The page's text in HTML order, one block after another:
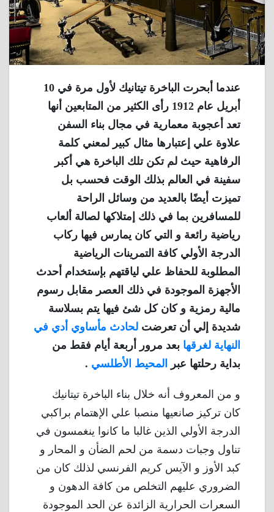
عندما أبحرت الباخرة تيتانيك لأول مرة في 10
أبريل عام 1912 رأى الكثير من المتابعين أنها
تعد أعجوبة معمارية في مجال بناء السفن
علاوة علي إعتبارها مثال كبير لمعني كلمة
الرفاهية حيث لم تكن تلك الباخرة هي أكبر
سفينة في العالم بذلك الوقت فحسب بل
تميزت أيضًا بالعديد من وسائل الراحة
للمسافرين بما في ذلك إمتلاكها لصالة ألعاب
رياضية رائعة و التي كان يمارس فيها ركاب
الدرجة الأولي كافة التمرينات الرياضية
المطلوبة للحفاظ علي لياقتهم بإستخدام أحدث
الأجهزة الموجودة في ذلك العصر مقابل رسوم
مالية رمزية و كان كل شئ فيها يتم بسلاسة
شديدة إلي أن تعرضت لحادث مأساوي أدي في
النهاية لغرقها بعد مرور أربعة أيام فقط من
بداية رحلتها عبر
المحيط الأطلسي .
و من المعروف أنه خلال بناء الباخرة تيتانيك
كان تركيز صانعيها منصبا علي الإهتمام براكبي
الدرجة الأولي الذين غالبا ما كانوا ينغمسون في
تناول وجبات دسمة من لحم الضأن و المحار و
كبد الأوز و الآيس كريم الفرنسي لذلك كان من
الضروري عليهم التخلص من كافة الدهون و
السعرات الحرارية الزائدة عن الحد الموجودة